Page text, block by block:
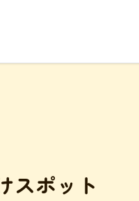
スポット